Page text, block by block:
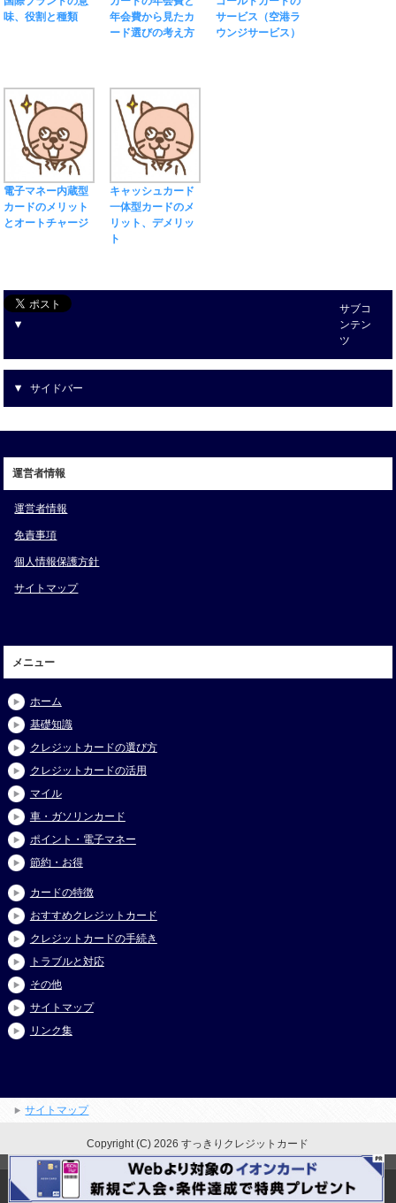
味、役割と種類
年会費から見たカ
ード選びの考え方
サービス（空港ラ
ウンジサービス）
電子マネー内蔵型
カードのメリット
とオートチャージ
キャッシュカード
一体型カードのメ
リット、デメリッ
ト
サブコ
ンテン
ツ
サイドバー
運営者情報
運営者情報
免責事項
個人情報保護方針
サイトマップ
メニュー
ホーム
基礎知識
クレジットカードの選び方
クレジットカードの活用
マイル
車・ガソリンカード
ポイント・電子マネー
節約・お得
カードの特徴
おすすめクレジットカード
クレジットカードの手続き
トラブルと対応
その他
サイトマップ
リンク集
サイトマップ
Copyright (C) 2026 すっきりクレジットカード
All Rights Reserved.
このページの先頭へ